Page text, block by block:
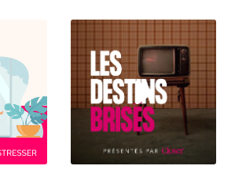
Le Volkswagen Tiguan s’offre un nouveau look et
de nouvelles motorisations. On fait le p...
S12E128: L'actu auto du 30 juin 2020
00:03:12 - IL Y A 6 ANS
Pleins feux en ce mardi sur la nouvelle Citroën
C4. On parlera également des 110 km/h su...